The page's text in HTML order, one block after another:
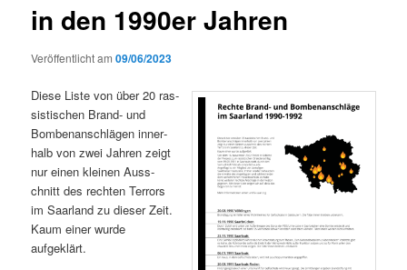
in den 1990er Jahren
Veröffentlicht am09/06/2023
Diese Liste von über 20 ras­
sis­tis­chen Brand- und
Bombe­nan­schlä­gen inner­
halb von zwei Jahren zeigt
nur einen kleinen Auss­
chnitt des recht­en Ter­rors
im Saar­land zu dieser Zeit.
Kaum ein­er wurde
aufgeklärt.